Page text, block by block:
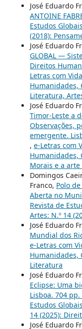
José Eduardo
ANTOINE
Estudos
(2018):
José Eduardo
GLOBAL —
Direitos
Letras com
Humanidades,
Literatura,
José Eduardo
Timor-Leste a
Observações,
emergente.
, e-Letras com
Humanidades,
Morais e a
Domingos
Franco, Polo
Aberta no
Revista de
Artes: N.º 14
José Eduardo
Mundial dos
e-Letras com
Humanidades,
Literatura
José Eduardo
Eclipse: Uma
Lisboa. 704 pp.
Estudos
14 (2025):
José Eduardo